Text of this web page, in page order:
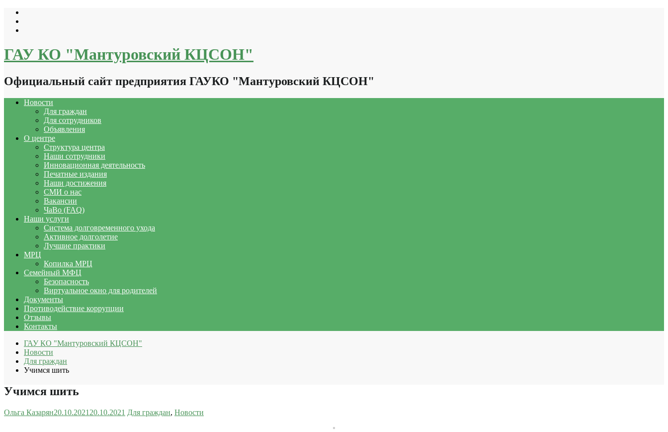
Перейти
содержимому
ГАУ КО "Мантуровский КЦСОН"
Официальный сайт предприятия ГАУКО "Мантуровский КЦСОН"
Новости
Для граждан
Для сотрудников
Объявления
О центре
Структура центра
Наши сотрудники
Инновационная деятельность
Печатные издания
Наши достижения
СМИ о нас
Вакансии
ЧаВо (FAQ)
Наши услуги
Система долговременного ухода
Активное долголетие
Лучшие практики
МРЦ
Копилка МРЦ
Семейный МФЦ
Безопасность
Виртуальное окно для родителей
Документы
Противодействие коррупции
Отзывы
Контакты
ГАУ КО "Мантуровский КЦСОН"
Новости
Для граждан
Учимся шить
Учимся шить
Ольга Казарян20.10.2021 20.10.2021 Для граждан, Новости